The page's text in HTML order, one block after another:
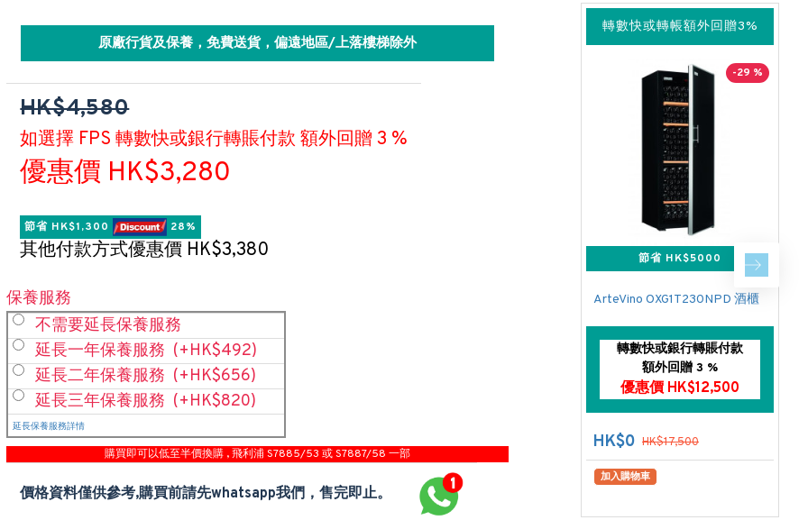
原廠行貨及保養，免費送貨，偏遠地區/上落樓梯除外
HK$4,580
如選擇 FPS 轉數快或銀行轉賬付款 額外回贈 3 %
優惠價 HK$3,280
節省 HK$1,300 28%
其他付款方式優惠價 HK$3,380
保養服務
不需要延長保養服務
延長一年保養服務 (+HK$492)
延長二年保養服務 (+HK$656)
延長三年保養服務 (+HK$820)
延長保養服務詳情
購買即可以低至半價換購 , 飛利浦 S7885/53 或 S7887/58 一部
價格資料僅供參考,購買前請先whatsapp我們，售完即止。
轉數快或轉帳額外回贈3%
-29 %
節省 HK$5000
ArteVino OXG1T230NPD 酒櫃
轉數快或銀行轉賬付款
額外回贈 3 %
優惠價 HK$12,500
HK$0 HK$17,500
加入購物車